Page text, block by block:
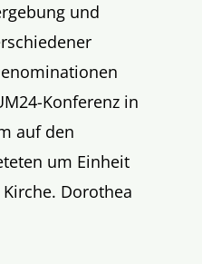
und
Konferenz in
auf den
um Einheit
Dorothea